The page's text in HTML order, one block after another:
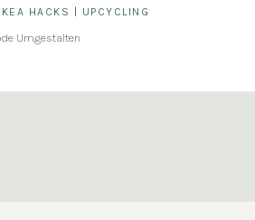
HACKS UPCYCLING
Umgestalten